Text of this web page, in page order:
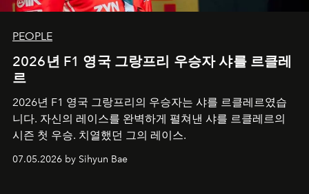
PEOPLE
2026년 F1 영국 그랑프리 우승자 샤를 르클레
르
2026년 F1 영국 그랑프리의 우승자는 샤를 르클레르였습
니다. 자신의 레이스를 완벽하게 펼쳐낸 샤를 르클레르의
시즌 첫 우승. 치열했던 그의 레이스.
07.05.2026 by Sihyun Bae